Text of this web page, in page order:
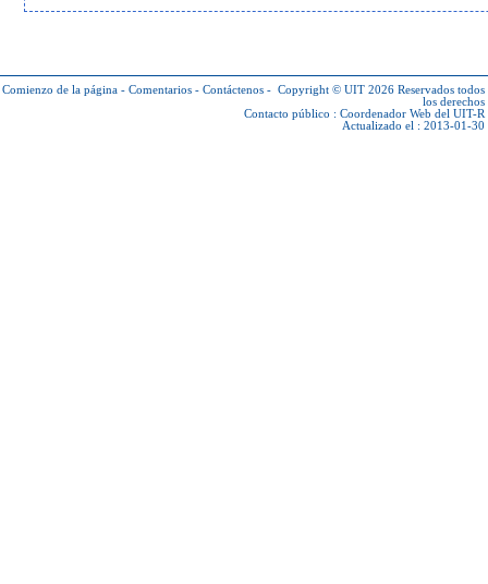
Comienzo de la página - Comentarios - Contáctenos - Copyright © UIT 2026 Reservados todos
los derechos
Contacto público : Coordenador Web del UIT-R
Actualizado el : 2013-01-30